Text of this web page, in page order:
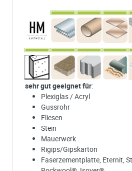
sehr gut geeignet für:
Plexiglas / Acryl
Gussrohr
Fliesen
Stein
Mauerwerk
Rigips/Gipskarton
Faserzementplatte, Eternit,